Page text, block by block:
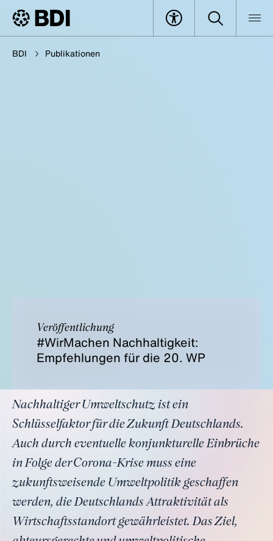
BDI Publikationen
Veröffentlichung
#WirMachen Nachhaltigkeit:
Empfehlungen für die 20. WP
Nachhaltiger Umweltschutz ist ein
Schlüsselfaktor für die Zukunft Deutschlands.
Auch durch eventuelle konjunkturelle Einbrüche
in Folge der Corona-Krise muss eine
zukunftsweisende Umweltpolitik geschaffen
werden, die Deutschlands Attraktivität als
Wirtschaftsstandort gewährleistet. Das Ziel,